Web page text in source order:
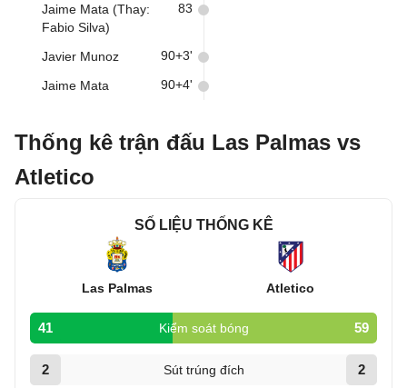
Jaime Mata (Thay:
Fabio Silva)
83
Javier Munoz 90+3'
Jaime Mata 90+4'
Thống kê trận đấu Las Palmas vs
Atletico
SỐ LIỆU THỐNG KÊ
Las Palmas Atletico
41 Kiểm soát bóng 59
2 Sút trúng đích 2